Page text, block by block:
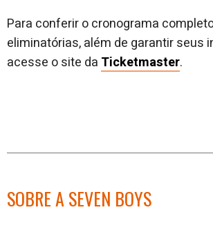
Para conferir o cronograma
eliminatórias, além de garantir seus
acesse o site da Ticketmaster.
SOBRE A SEVEN BOYS